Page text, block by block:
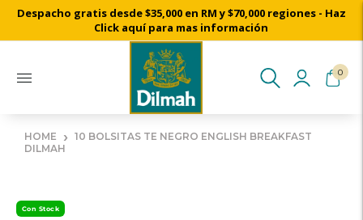
Cosechado a mano desde nuestros jardines de té de Ceylon
Despacho gratis desde $35,000 en RM y $70,000 regiones - Haz
Click aquí para mas información
0
HOME › 10 BOLSITAS TE NEGRO ENGLISH BREAKFAST
DILMAH
Con Stock